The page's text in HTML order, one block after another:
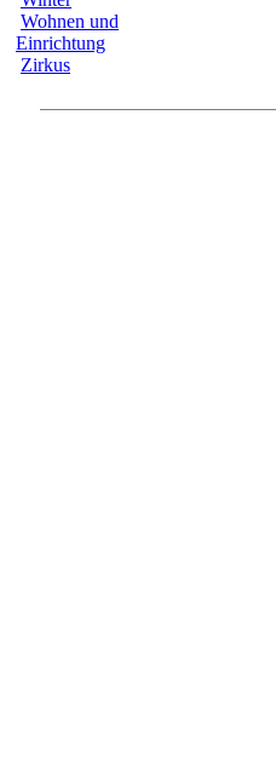
Wohnen und
Einrichtung
Zirkus